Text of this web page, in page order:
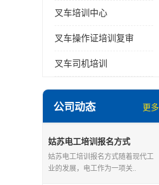
叉车培训中心
叉车操作证培训复审
叉车司机培训
公司动态 更多
姑苏电工培训报名方式
姑苏电工培训报名方式随着现代工
业的发展，电工作为一项关..